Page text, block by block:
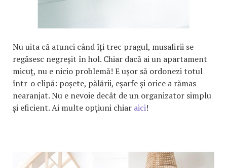
Nu uita că atunci când îți trec pragul, musafirii se
regăsesc negreșit în hol. Chiar dacă ai un apartament
micuț, nu e nicio problemă! E ușor să ordonezi totul
într-o clipă: poșete, pălării, eșarfe și orice a rămas
nearanjat. Nu e nevoie decât de un organizator simplu
și eficient. Ai multe opțiuni chiar aici!